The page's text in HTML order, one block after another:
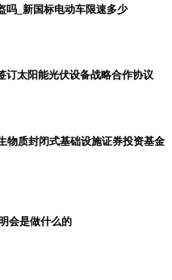
吗_新国标电动车限速多少
订太阳能光伏设备战略合作协议
物质封闭式基础设施证券投资基金
会是做什么的